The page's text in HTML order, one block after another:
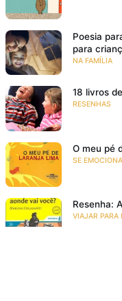
Poesia
para
NA FAMÍLIA
18 livros
RESENHAS
O meu pé
SE
Resenha:
VIAJAR PARA